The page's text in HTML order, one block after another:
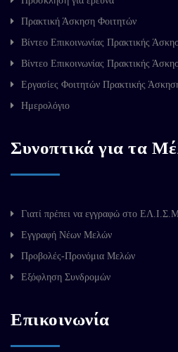
Πρακτική Άσκηση Φοιτητών
Βίντεο Επικοινωνίας Πρακτικής
Βίντεο Επικοινωνίας Πρακτικής
Εργασίες Φοιτητών Πρακτικής
Ημερολόγιο
Συνοπτικά για τα
Γιατί πρέπει να εγγραφώ στο
Εγγραφή Νέων Μελών
Προβολές-Προνόμια Μελών
Εξόφληση Συνδρομών
Επικοινωνία